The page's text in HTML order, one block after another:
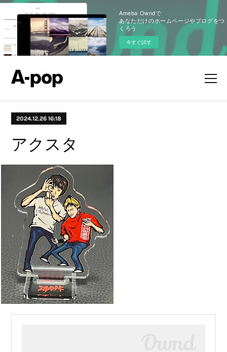
Ameba Owndで
あなただけのホームページやブログをつ
くろう
今すぐ試す
2024.12.26 16:18
アクスタ